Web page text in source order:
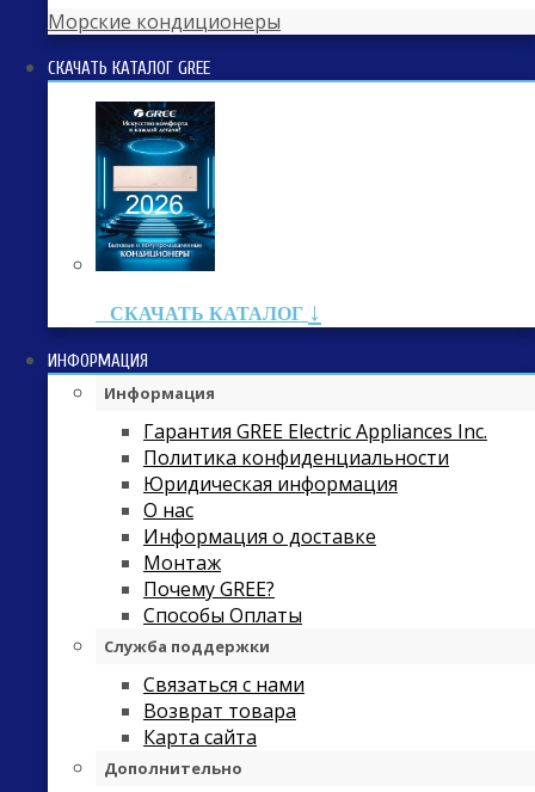
Морские кондиционеры
СКАЧАТЬ КАТАЛОГ GREE
СКАЧАТЬ КАТАЛОГ ↓
ИНФОРМАЦИЯ
Информация
Гарантия GREE Electric Appliances Inc.
Политика конфиденциальности
Юридическая информация
О нас
Информация о доставке
Монтаж
Почему GREE?
Способы Оплаты
Служба поддержки
Связаться с нами
Возврат товара
Карта сайта
Дополнительно